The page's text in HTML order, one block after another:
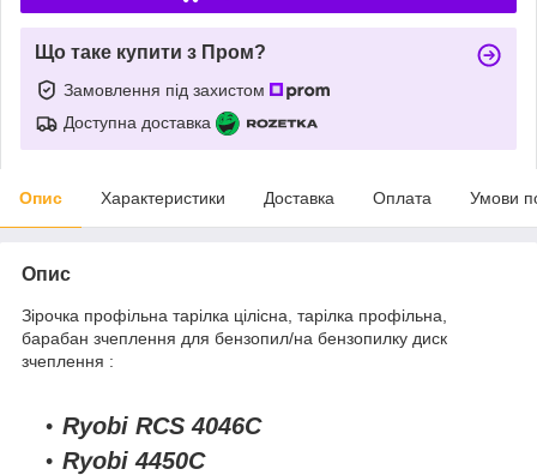
Що таке купити з Пром?
Замовлення під захистом
Доступна доставка
Опис Характеристики Доставка Оплата Умови
Опис
Зірочка профільна тарілка цілісна, тарілка профільна,
барабан зчеплення для бензопил/на бензопилку диск
зчеплення :
Ryobi RCS 4046С
Ryobi4450С